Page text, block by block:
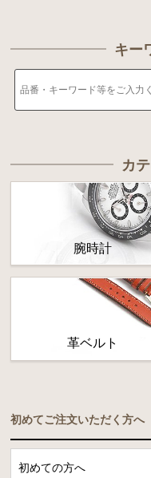
キー
カ
腕時計
革ベルト
初めてご注文いただく方へ
初めての方へ